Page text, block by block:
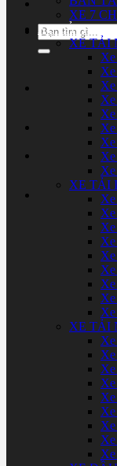
Tìm
kiếm:
XE 7
XE TẢI
XE TẢI
XE TẢI
XE TẢI
Xe